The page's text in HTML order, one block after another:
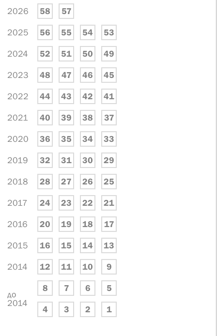
2026 58 57
2025 56 55 54 53
2024 52 51 50 49
2023 48 47 46 45
2022 44 43 42 41
2021 40 39 38 37
2020 36 35 34 33
2019 32 31 30 29
2018 28 27 26 25
2017 24 23 22 21
2016 20 19 18 17
2015 16 15 14 13
2014 12 11 10 9
до
2014
8 7 6 5
4 3 2 1